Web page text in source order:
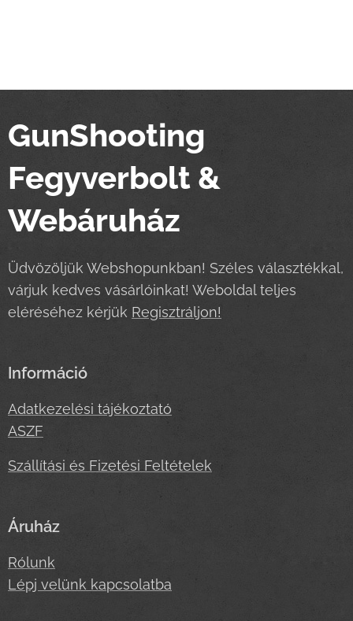
GunShooting
Fegyverbolt &
Webáruház
Üdvözöljük Webshopunkban! Széles választékkal,
várjuk kedves vásárlóinkat! Weboldal teljes
eléréséhez kérjük Regisztráljon!
Információ
Adatkezelési tájékoztató
ASZF
Szállítási és Fizetési Feltételek
Áruház
Rólunk
Lépj velünk kapcsolatba